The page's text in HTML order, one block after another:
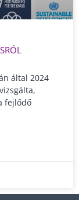
által 2024
fejlődő